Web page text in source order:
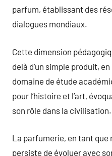
parfum, établissant des
dialogues mondiaux.
Cette dimension
delà d’un simple produit,
domaine de étude
pour l’histoire et l’art,
son rôle dans la civilisation.
La parfumerie, en tant que
persiste de évoluer avec